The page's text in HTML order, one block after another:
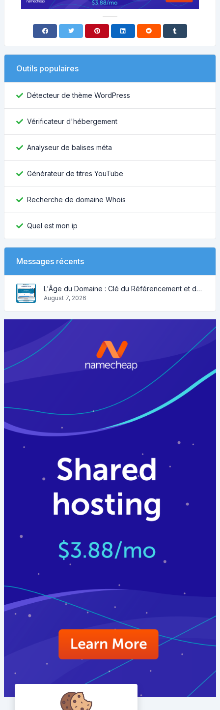
Outils populaires
Détecteur de thème WordPress
Vérificateur d'hébergement
Analyseur de balises méta
Générateur de titres YouTube
Recherche de domaine Whois
Quel est mon ip
Messages récents
L'Âge du Domaine : Clé du Référencement et de la Crédibilité
August 7, 2026